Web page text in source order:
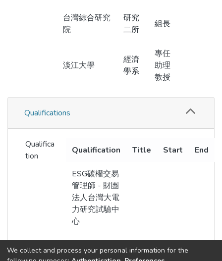
台灣綜合研究
院
研究
二所
組長
淡江大學
經濟
學系
專任
助理
教授
Qualifications
Qualifica
tion
Qualification Title Start End
ESG碳權交易
管理師 - 財團
法人台灣大電
力研究試驗中
心
We collect and process your personal information for the